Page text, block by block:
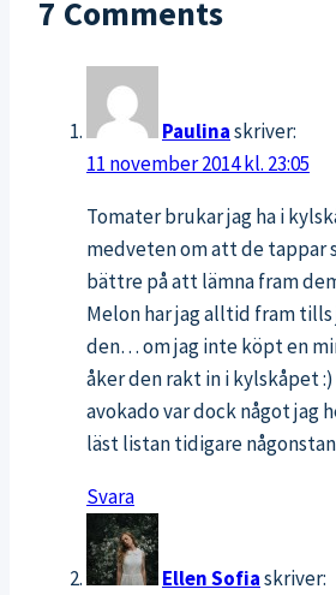
morgonträning?
7 Comments
Paulinaskriver:
11 november 2014 kl. 23:05
Tomater brukar jag ha i
medveten om att de
bättre på att lämna fram
Melon har jag alltid fram tills
den… om jag inte köpt en
åker den rakt in i kylskåpet
avokado var dock något jag
läst listan tidigare
Svara
Ellen Sofiaskriver: